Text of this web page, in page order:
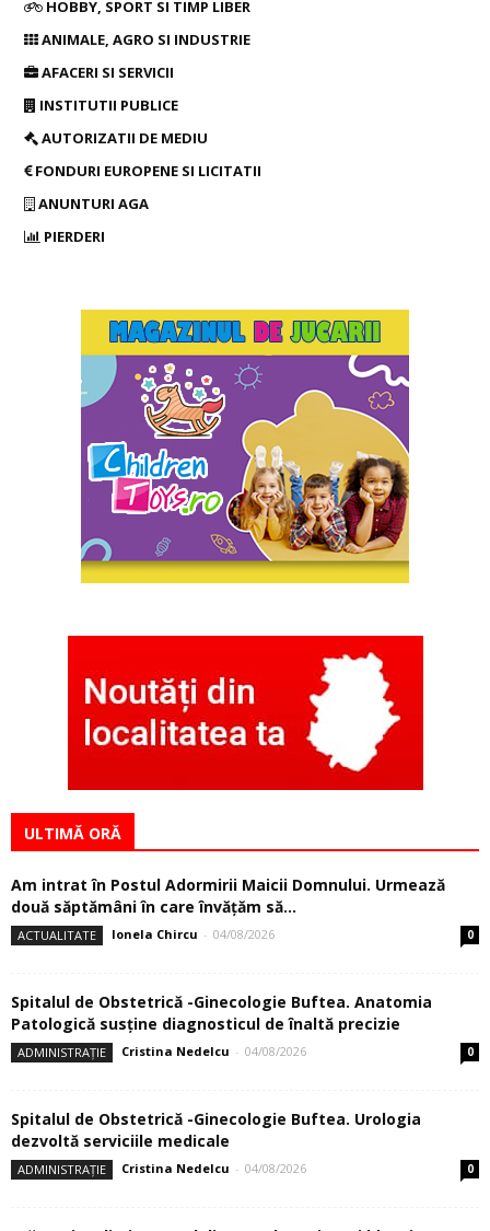
HOBBY, SPORT SI TIMP LIBER
ANIMALE, AGRO SI INDUSTRIE
AFACERI SI SERVICII
INSTITUTII PUBLICE
AUTORIZATII DE MEDIU
FONDURI EUROPENE SI LICITATII
ANUNTURI AGA
PIERDERI
ULTIMĂ ORĂ
Am intrat în Postul Adormirii Maicii Domnului. Urmează
două săptămâni în care învăţăm să...
ACTUALITATE Ionela Chircu - 04/08/2026 0
Spitalul de Obstetrică -Ginecologie Buftea. Anatomia
Patologică susţine diagnosticul de înaltă precizie
ADMINISTRAȚIE Cristina Nedelcu - 04/08/2026 0
Spitalul de Obstetrică -Ginecologie Buftea. Urologia
dezvoltă serviciile medicale
ADMINISTRAȚIE Cristina Nedelcu - 04/08/2026 0